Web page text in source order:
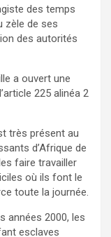
des temps
zèle de ses
des autorités
a ouvert une
225 alinéa 2
très présent au
d’Afrique de
faire travailler
où ils font le
toute la journée.
années 2000, les
esclaves